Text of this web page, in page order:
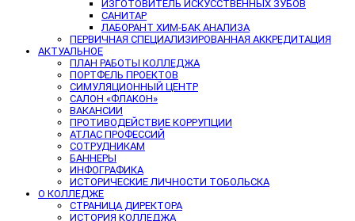
ИЗГОТОВИТЕЛЬ ИСКУССТВЕННЫХ ЗУБОВ
САНИТАР
ЛАБОРАНТ ХИМ-БАК АНАЛИЗА
ПЕРВИЧНАЯ СПЕЦИАЛИЗИРОВАННАЯ АККРЕДИТАЦИЯ
АКТУАЛЬНОЕ
ПЛАН РАБОТЫ КОЛЛЕДЖА
ПОРТФЕЛЬ ПРОЕКТОВ
СИМУЛЯЦИОННЫЙ ЦЕНТР
САЛОН «ФЛАКОН»
ВАКАНСИИ
ПРОТИВОДЕЙСТВИЕ КОРРУПЦИИ
АТЛАС ПРОФЕССИЙ
СОТРУДНИКАМ
БАННЕРЫ
ИНФОГРАФИКА
ИСТОРИЧЕСКИЕ ЛИЧНОСТИ ТОБОЛЬСКА
О КОЛЛЕДЖЕ
СТРАНИЦА ДИРЕКТОРА
ИСТОРИЯ КОЛЛЕДЖА